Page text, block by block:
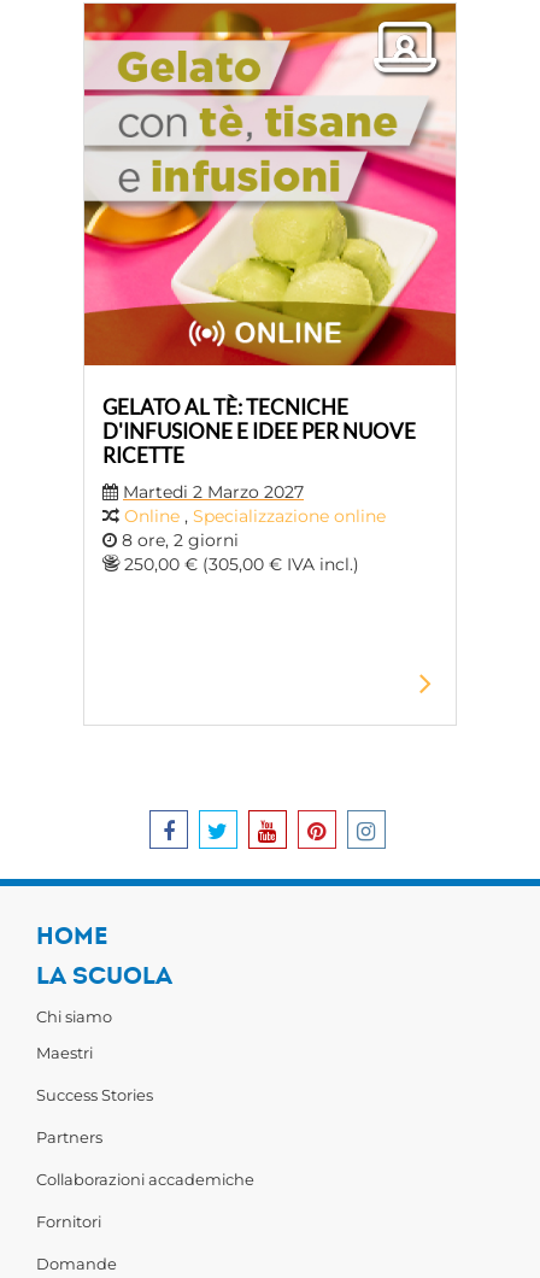
GELATO AL TÈ: TECNICHE
D'INFUSIONE E IDEE PER NUOVE
RICETTE
Martedi 2 Marzo 2027
Online , Specializzazione online
8 ore, 2 giorni
250,00 € (305,00 € IVA incl.)
HOME
LA SCUOLA
Chi siamo
Maestri
Success Stories
Partners
Collaborazioni accademiche
Fornitori
Domande